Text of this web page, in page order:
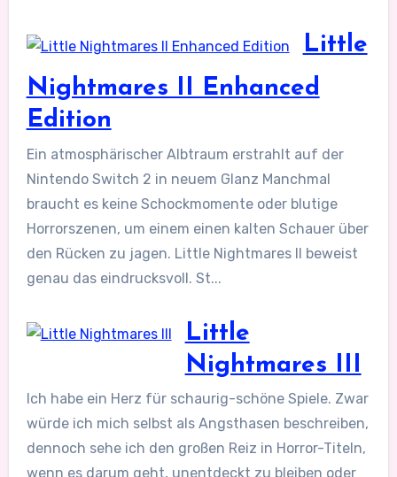
Little
Nightmares II Enhanced
Edition
Ein atmosphärischer Albtraum erstrahlt auf der
Nintendo Switch 2 in neuem Glanz Manchmal
braucht es keine Schockmomente oder blutige
Horrorszenen, um einem einen kalten Schauer über
den Rücken zu jagen. Little Nightmares II beweist
genau das eindrucksvoll. St...
Little
Nightmares III
Ich habe ein Herz für schaurig-schöne Spiele. Zwar
würde ich mich selbst als Angsthasen beschreiben,
dennoch sehe ich den großen Reiz in Horror-Titeln,
wenn es darum geht, unentdeckt zu bleiben oder